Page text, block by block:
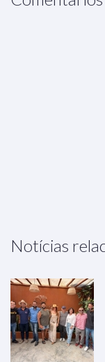
Notícias